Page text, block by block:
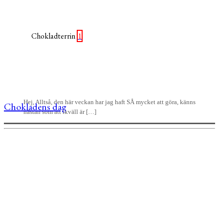
1
Hej, Alltså, den här veckan har jag haft SÅ mycket att göra, känns
nästan som att ikväll är […]
Chokladens dag